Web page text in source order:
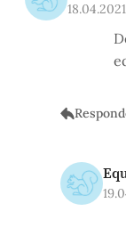
18.04.2021